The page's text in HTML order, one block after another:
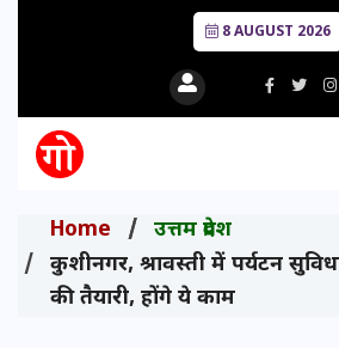
8 AUGUST 2026
Home
उत्तम प्रदेश
कुशीनगर, श्रावस्ती में पर्यटन
की तैयारी, होंगे ये काम